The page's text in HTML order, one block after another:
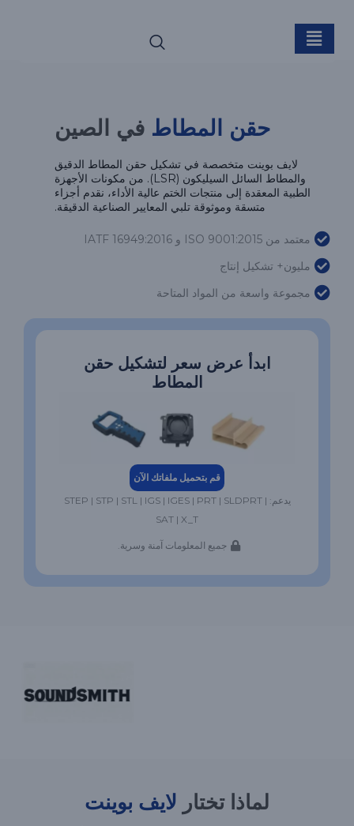
حقن المطاط
حقن المطاط في الصين
لايف بوينت متخصصة في تشكيل حقن المطاط الدقيق
والمطاط السائل السيليكون (LSR). من مكونات الأجهزة
الطبية المعقدة إلى منتجات الختم عالية الأداء، نقدم أجزاء
متسقة وموثوقة تلبي المعايير الصناعية الدقيقة.
معتمد من ISO 9001:2015 و IATF 16949:2016
مليون+ تشكيل إنتاج
مجموعة واسعة من المواد المتاحة
ابدأ عرض سعر لتشكيل حقن
المطاط
قم بتحميل ملفاتك الآن
يدعم: STEP | STP | STL | IGS | IGES | PRT | SLDPRT |
SAT | X_T
جميع المعلومات آمنة وسرية.
لماذا تختار لايف بوينت